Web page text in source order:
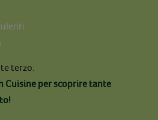
terzo.
Cuisine per scoprire tante